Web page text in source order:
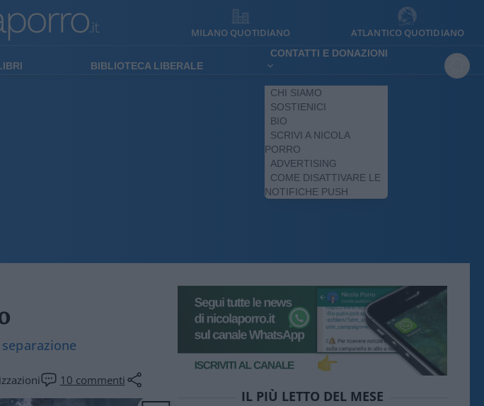
MILANO QUOTIDIANO ATLANTICO QUOTIDIANO
BIBLIOTECA LIBERALE
CONTATTI E DONAZIONI
CHI SIAMO
SOSTIENICI
BIO
SCRIVI A NICOLA
PORRO
ADVERTISING
COME DISATTIVARE LE
NOTIFICHE PUSH
10 commenti
IL PIÙ LETTO DEL MESE